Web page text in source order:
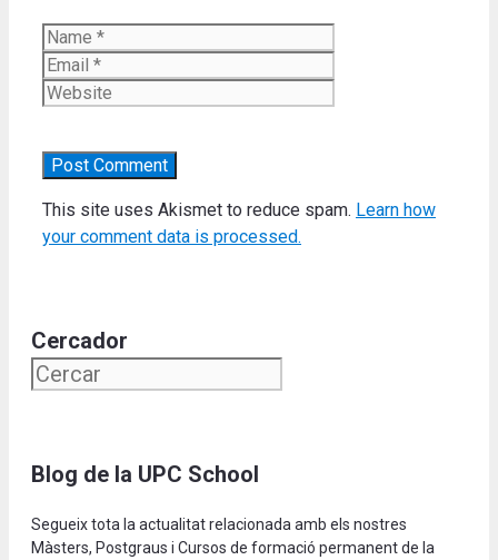
Name
This site uses Akismet to reduce spam. Learn how
your comment data is processed.
Cercador
Blog de la UPC School
Segueix tota la actualitat relacionada amb els nostres
Màsters, Postgraus i Cursos de formació permanent de la